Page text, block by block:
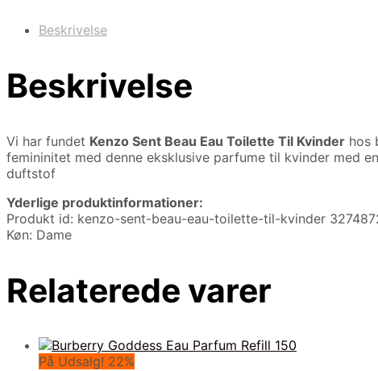
Beskrivelse
Beskrivelse
Vi har fundet Kenzo Sent Beau Eau Toilette Til Kvinder hos
femininitet med denne eksklusive parfume til kvinder med
duftstof
Yderlige produktinformationer:
Produkt id: kenzo-sent-beau-eau-toilette-til-kvinder
Køn: Dame
Relaterede varer
På Udsalg! 22%